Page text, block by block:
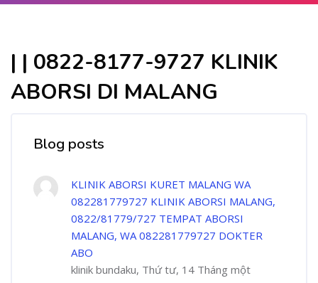
| | 0822-8177-9727 KLINIK
ABORSI DI MALANG
Blog posts
KLINIK ABORSI KURET MALANG WA
082281779727 KLINIK ABORSI MALANG,
0822/81779/727 TEMPAT ABORSI
MALANG, WA 082281779727 DOKTER
ABO
klinik bundaku, Thứ tư, 14 Tháng một